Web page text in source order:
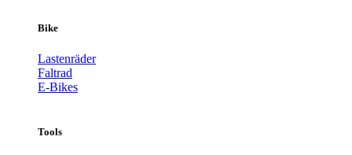
Bike
Lastenräder
Faltrad
E-Bikes
Tools